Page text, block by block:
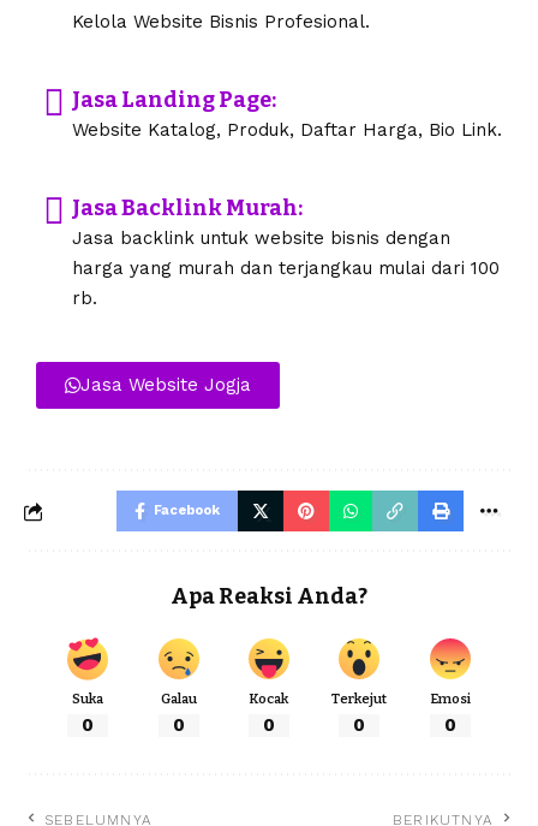
Kelola Website Bisnis Profesional.
Jasa Landing Page:
Website Katalog, Produk, Daftar Harga, Bio Link.
Jasa Backlink Murah:
Jasa backlink untuk website bisnis dengan
harga yang murah dan terjangkau mulai dari 100
rb.
Jasa Website Jogja
Facebook
Apa Reaksi Anda?
Suka
0
Galau
0
Kocak
0
Terkejut
0
Emosi
0
SEBELUMNYA BERIKUTNYA